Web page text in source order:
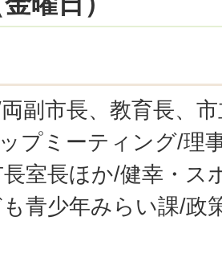
副市長、教育長、
プミーティング/理
室長ほか/健幸・ス
青少年みらい課/政